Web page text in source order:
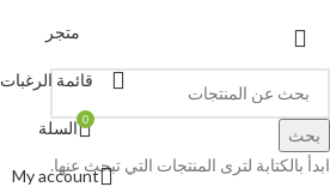
بحث
ابدأ بالكتابة لترى المنتجات التي تبحث عنها.
متجر
قائمة الرغبات
0 السلة
My account